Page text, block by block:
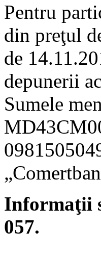
Pentru
din preţul
de
depunerii
Sumele
Informaţii
057.